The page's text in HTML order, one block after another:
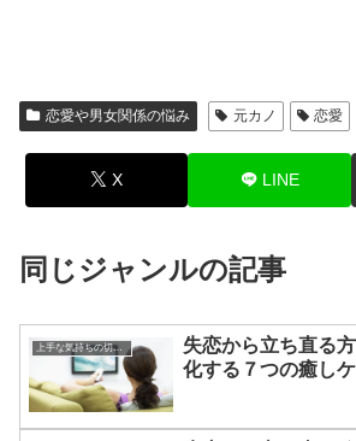
恋愛や男女関係の悩み 元カノ 恋愛
X LINE
同じジャンルの記事
上手な気持ちの切り替えかた
失恋から立ち直る
化する７つの癒し